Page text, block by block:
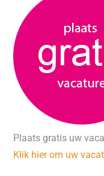
Plaats gratis uw
Klik hier om uw